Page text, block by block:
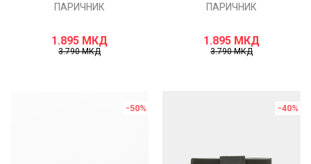
ПАРИЧНИК
1.895 МКД
3.790МКД
ПАРИЧНИК
1.895 МКД
3.790МКД
-50% -40%